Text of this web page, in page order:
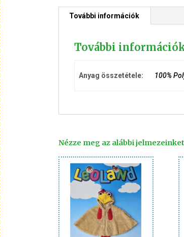
További információk
További
Anyag összetétele: 100%
Nézze meg az alábbi